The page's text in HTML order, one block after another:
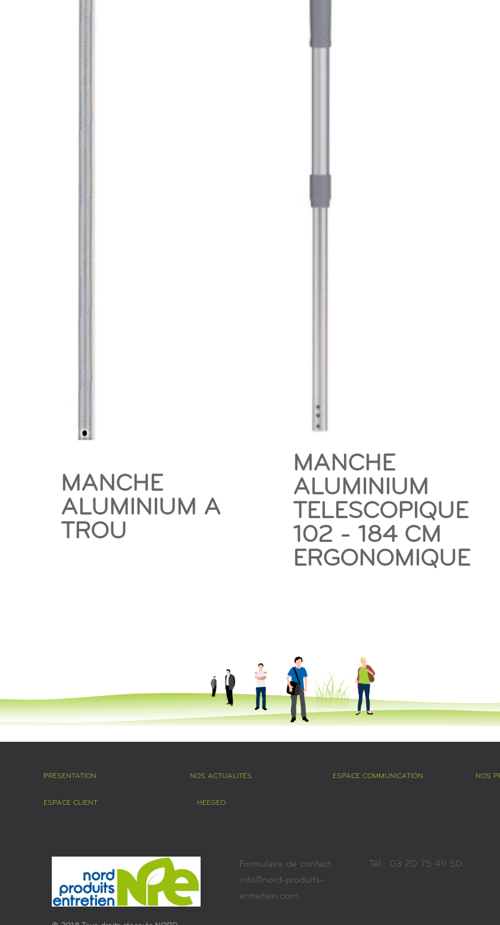
MANCHE
ALUMINIUM A
TROU
MANCHE
ALUMINIUM
TELESCOPIQUE
102 - 184 CM
ERGONOMIQUE
PRÉSENTATION NOS ACTUALITÉS ESPACE COMMUNICATION NOS
ESPACE CLIENT HEEGEO
Formulaire de contact
info@nord-produits-
entretien.com
Tél : 03 20 75 49 50